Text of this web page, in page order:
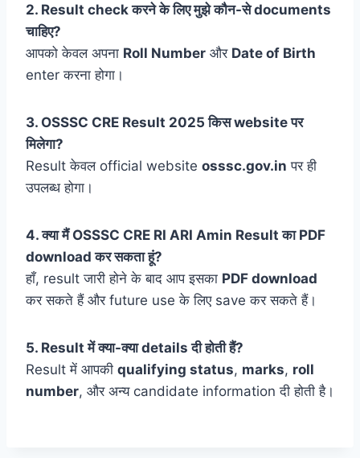
2. Result check करने के लिए मुझे कौन-से documents
चाहिए?
आपको केवल अपना Roll Number और Date of Birth
enter करना होगा।
3. OSSSC CRE Result 2025 किस website पर
मिलेगा?
Result केवल official website osssc.gov.in पर ही
उपलब्ध होगा।
4. क्या मैं OSSSC CRE RI ARI Amin Result का PDF
download कर सकता हूं?
हाँ, result जारी होने के बाद आप इसका PDF download
कर सकते हैं और future use के लिए save कर सकते हैं।
5. Result में क्या-क्या details दी होती हैं?
Result में आपकी qualifying status, marks, roll
number, और अन्य candidate information दी होती है।